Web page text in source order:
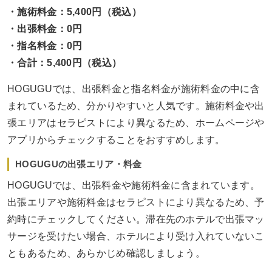
・施術料金：5,400円（税込）
・出張料金：0円
・指名料金：0円
・合計：5,400円（税込）
HOGUGUでは、出張料金と指名料金が施術料金の中に含
まれているため、分かりやすいと人気です。施術料金や出
張エリアはセラピストにより異なるため、ホームページや
アプリからチェックすることをおすすめします。
HOGUGUの出張エリア・料金
HOGUGUでは、出張料金や施術料金に含まれています。
出張エリアや施術料金はセラピストにより異なるため、予
約時にチェックしてください。滞在先のホテルで出張マッ
サージを受けたい場合、ホテルにより受け入れていないこ
ともあるため、あらかじめ確認しましょう。